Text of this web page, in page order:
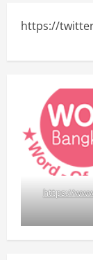
https://
https://